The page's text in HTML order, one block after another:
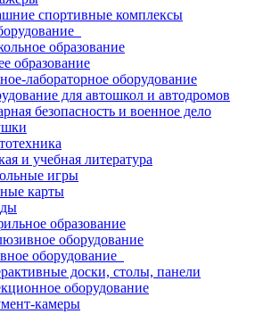
спортивные комплексы
образование
образование
лабораторное оборудование
для автошкол и автодромов
безопасность и военное дело
и учебная литература
игры
карты
образование
оборудование
оборудование
доски, столы, панели
оборудование
камеры